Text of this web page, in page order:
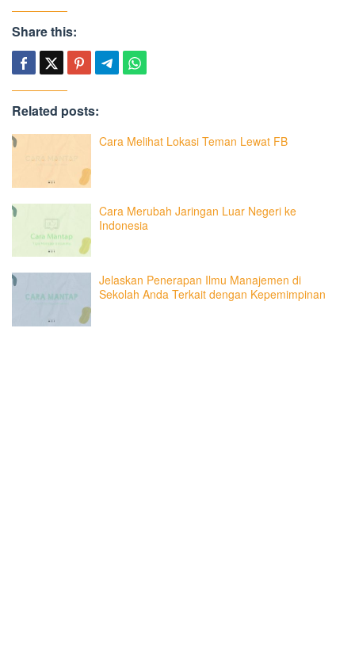
Share this:
Related posts:
Cara Melihat Lokasi Teman Lewat FB
Cara Merubah Jaringan Luar Negeri ke
Indonesia
Jelaskan Penerapan Ilmu Manajemen di
Sekolah Anda Terkait dengan Kepemimpinan